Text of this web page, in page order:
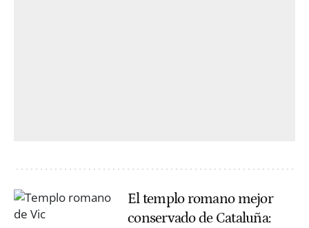
El templo romano mejor
conservado de Cataluña: